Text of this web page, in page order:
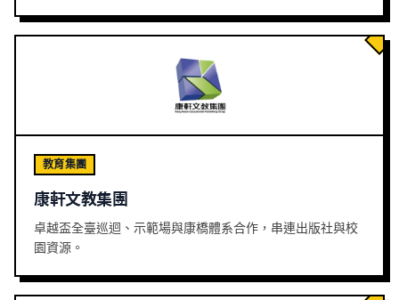
教育集團
康軒文教集團
卓越盃全臺巡迴、示範場與康橋體系合作，串連出版社與校
園資源。